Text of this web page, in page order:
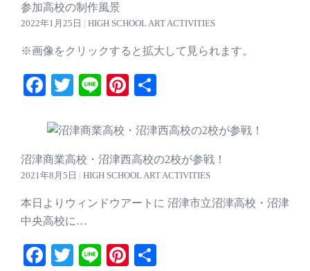
参加高校の制作風景
2022年1月25日 | HIGH SCHOOL ART ACTIVITIES
※画像をクリックすると拡大して見られます。
Facebook
TwitterLinePinterest
沼津商業高校・沼津西高校の2校が参戦！
2021年8月5日 | HIGH SCHOOL ART ACTIVITIES
本日よりウィンドウアートに 沼津市立沼津高校・沼津
中央高校に…
Facebook
TwitterLinePinterest